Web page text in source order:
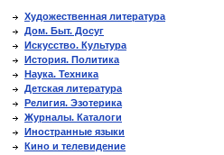
Художественная литература
Дом. Быт. Досуг
Искусство. Культура
История. Политика
Наука. Техника
Детская литература
Религия. Эзотерика
Журналы. Каталоги
Иностранные языки
Кино и телевидение